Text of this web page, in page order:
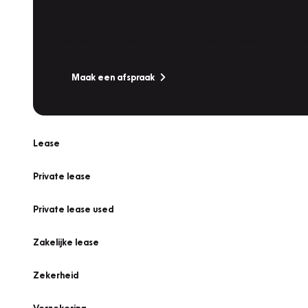
Maak een afspraak
Lease
Private lease
Private lease used
Zakelijke lease
Zekerheid